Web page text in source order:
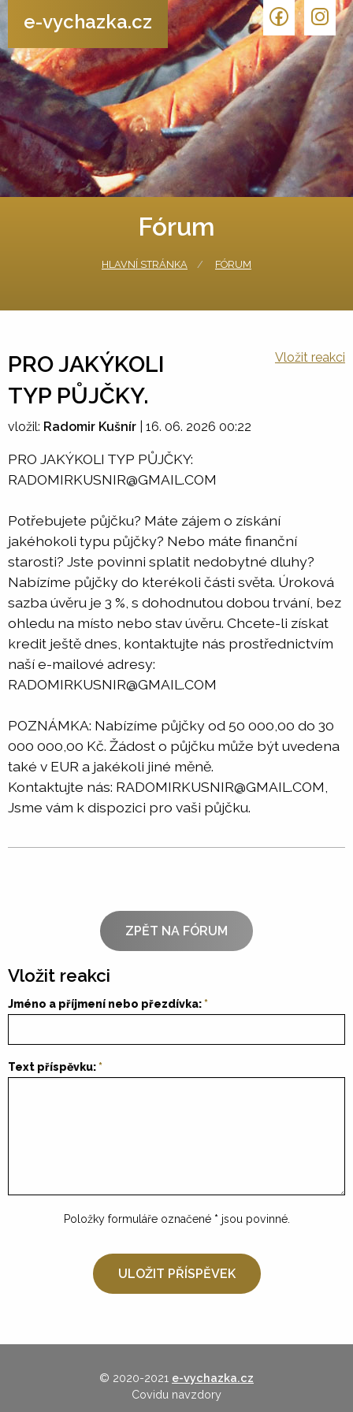
e-vychazka.cz
Fórum
HLAVNÍ STRÁNKA FÓRUM
PRO JAKÝKOLI
TYP PŮJČKY.
Vložit reakci
vložil: Radomir Kušnír 16. 06. 2026 00:22
PRO JAKÝKOLI TYP PŮJČKY:
RADOMIRKUSNIR@GMAIL.COM
Potřebujete půjčku? Máte zájem o získání
jakéhokoli typu půjčky? Nebo máte finanční
starosti? Jste povinni splatit nedobytné dluhy?
Nabízíme půjčky do kterékoli části světa. Úroková
sazba úvěru je 3 %, s dohodnutou dobou trvání, bez
ohledu na místo nebo stav úvěru. Chcete-li získat
kredit ještě dnes, kontaktujte nás prostřednictvím
naší e-mailové adresy:
RADOMIRKUSNIR@GMAIL.COM
POZNÁMKA: Nabízíme půjčky od 50 000,00 do 30
000 000,00 Kč. Žádost o půjčku může být uvedena
také v EUR a jakékoli jiné měně.
Kontaktujte nás: RADOMIRKUSNIR@GMAIL.COM,
Jsme vám k dispozici pro vaši půjčku.
ZPĚT NA FÓRUM
Vložit reakci
Jméno a příjmení nebo přezdívka:
Text příspěvku:
Položky formuláře označené * jsou povinné.
© 2020-2021 e-vychazka.cz
Covidu navzdory